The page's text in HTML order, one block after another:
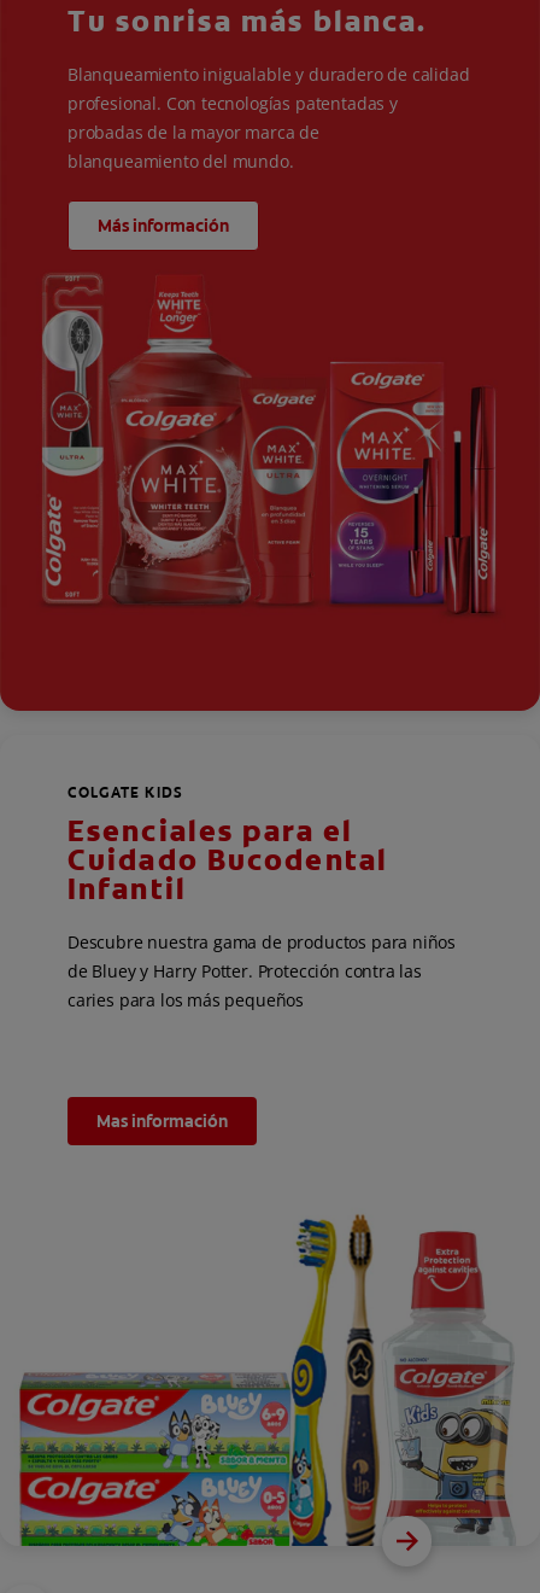
Tu sonrisa más blanca.
Blanqueamiento inigualable y duradero de calidad
profesional. Con tecnologías patentadas y
probadas de la mayor marca de
blanqueamiento del mundo.
Más información
COLGATE KIDS
Esenciales para el
Cuidado Bucodental
Infantil
Descubre nuestra gama de productos para niños
de Bluey y Harry Potter. Protección contra las
caries para los más pequeños
Mas información